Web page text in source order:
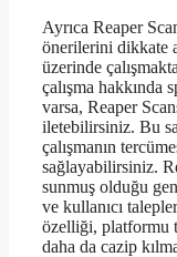
Ayrıca Reaper
önerilerini dikkate
üzerinde
çalışma hakkında
varsa, Reaper
iletebilirsiniz. Bu
çalışmanın
sağlayabilirsiniz.
sunmuş olduğu
ve kullanıcı
özelliği, platformu
daha da cazip